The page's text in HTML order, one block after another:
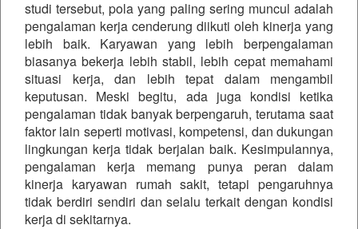
studi tersebut, pola yang paling sering muncul adalah
pengalaman kerja cenderung diikuti oleh kinerja yang
lebih baik. Karyawan yang lebih berpengalaman
biasanya bekerja lebih stabil, lebih cepat memahami
situasi kerja, dan lebih tepat dalam mengambil
keputusan. Meski begitu, ada juga kondisi ketika
pengalaman tidak banyak berpengaruh, terutama saat
faktor lain seperti motivasi, kompetensi, dan dukungan
lingkungan kerja tidak berjalan baik. Kesimpulannya,
pengalaman kerja memang punya peran dalam
kinerja karyawan rumah sakit, tetapi pengaruhnya
tidak berdiri sendiri dan selalu terkait dengan kondisi
kerja di sekitarnya.